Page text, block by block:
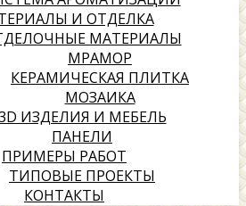
И ОТДЕЛКА
МАТЕРИАЛЫ
МРАМОР
КЕРАМИЧЕСКАЯ ПЛИТКА
МОЗАИКА
ИЗДЕЛИЯ И МЕБЕЛЬ
ПАНЕЛИ
ПРИМЕРЫ РАБОТ
ТИПОВЫЕ ПРОЕКТЫ
КОНТАКТЫ